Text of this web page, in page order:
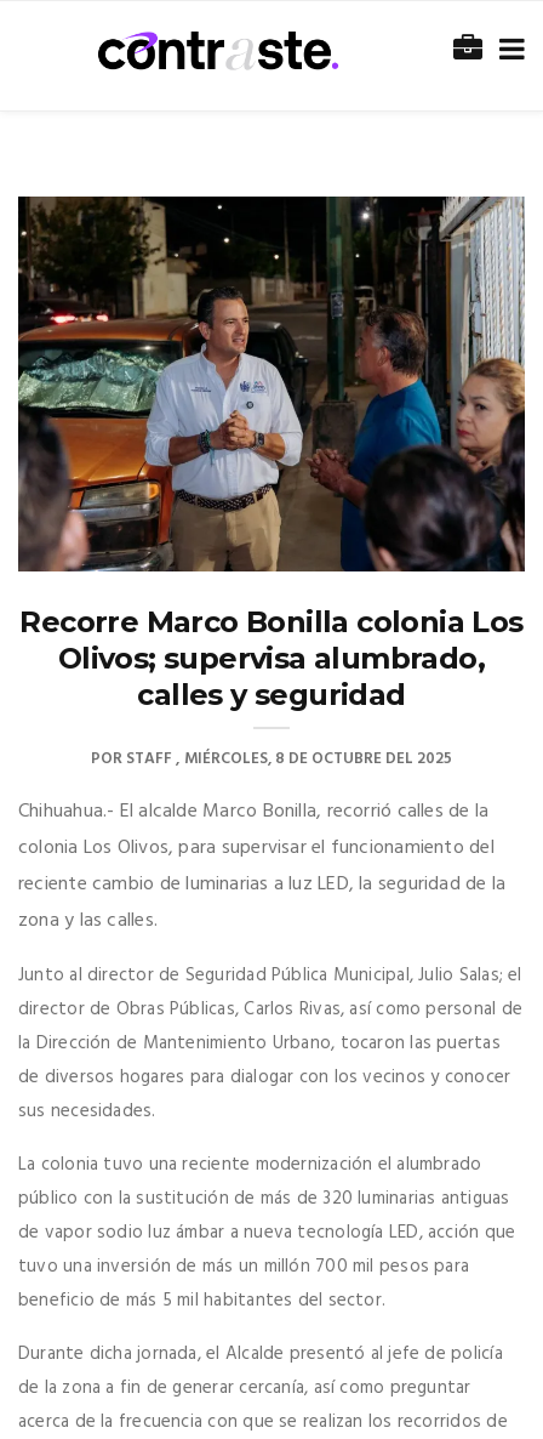
Recorre Marco Bonilla colonia Los
Olivos; supervisa alumbrado,
calles y seguridad
PORSTAFF MIÉRCOLES, 8 DE OCTUBRE DEL 2025
Chihuahua.- El alcalde Marco Bonilla, recorrió calles de la
colonia Los Olivos, para supervisar el funcionamiento del
reciente cambio de luminarias a luz LED, la seguridad de la
zona y las calles.
Junto al director de Seguridad Pública Municipal, Julio Salas; el
director de Obras Públicas, Carlos Rivas, así como personal de
la Dirección de Mantenimiento Urbano, tocaron las puertas
de diversos hogares para dialogar con los vecinos y conocer
sus necesidades.
La colonia tuvo una reciente modernización el alumbrado
público con la sustitución de más de 320 luminarias antiguas
de vapor sodio luz ámbar a nueva tecnología LED, acción que
tuvo una inversión de más un millón 700 mil pesos para
beneficio de más 5 mil habitantes del sector.
Durante dicha jornada, el Alcalde presentó al jefe de policía
de la zona a fin de generar cercanía, así como preguntar
acerca de la frecuencia con que se realizan los recorridos de